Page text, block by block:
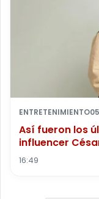
ENTRETENIMIENTO
Así fueron los
influencer
16:49